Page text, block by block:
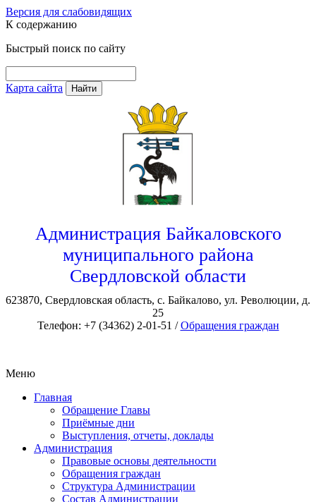
Версия для слабовидящих
К содержанию
Быстрый поиск по сайту
Карта сайта Найти
Администрация Байкаловского
муниципального района
Свердловской области
623870, Свердловская область, с. Байкалово, ул. Революции, д.
25
Телефон: +7 (34362) 2-01-51 /Обращения граждан
Меню
Главная
Обращение Главы
Приёмные дни
Выступления, отчеты, доклады
Администрация
Правовые основы деятельности
Обращения граждан
Структура Администрации
Состав Администрации